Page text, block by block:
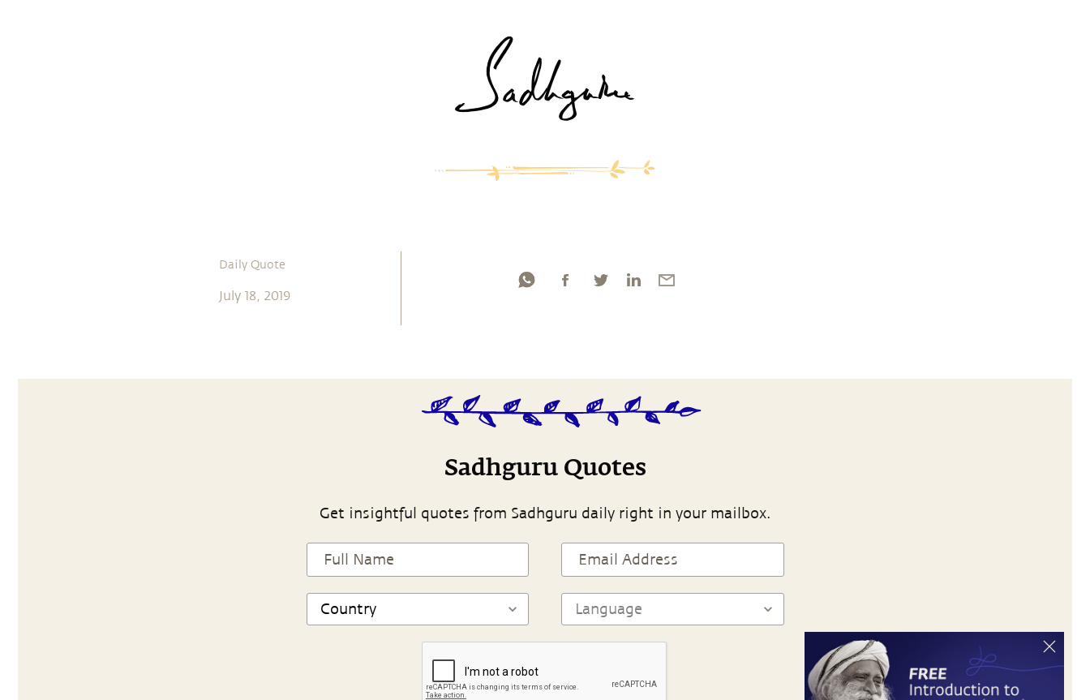
Daily Quote
July 18, 2019
Sadhguru Quotes
Get insightful quotes from Sadhguru daily right in your mailbox.